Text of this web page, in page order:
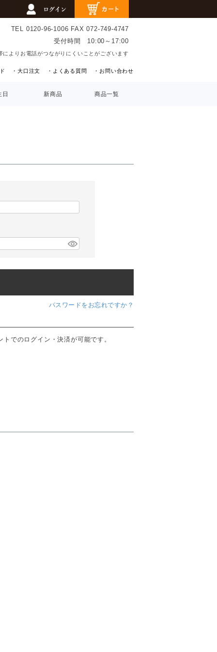
TEL 0120-96-1006 FAX 072-749-4747
受付時間 10:00～17:00
よりお電話がつながりにくいことがございます
・大口注文 ・よくある質問 ・お問い合わせ
日 新商品 商品一覧
パスワードをお忘れですか？
でのログイン・決済が可能です。